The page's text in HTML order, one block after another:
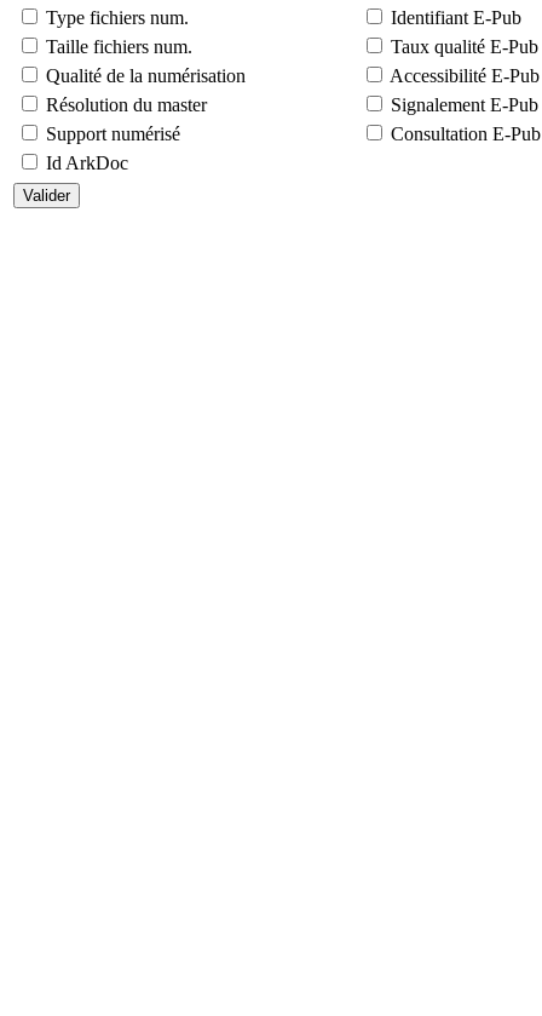
Type fichiers num.
Identifiant E-Pub
Taille fichiers num.
Taux qualité E-Pub
Qualité de la numérisation
Accessibilité E-Pub
Résolution du master
Signalement E-Pub
Support numérisé
Consultation E-Pub
Id ArkDoc